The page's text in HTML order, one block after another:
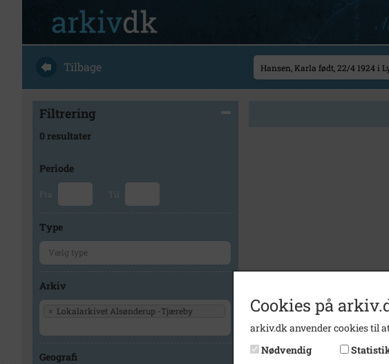
Tilbage
Filtrering
0 resultater
Periode
Fra Til
Type
Arkiv
× Lokalarkivet Alsønderup -Tjæreby
Geografi
Cookies på
arkiv.dk anvender cookies til
Nødvendig